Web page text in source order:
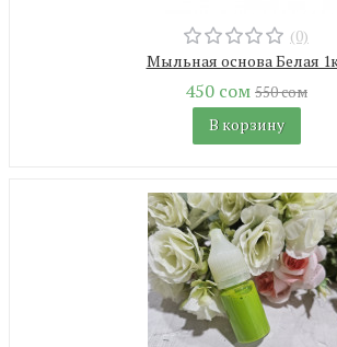
(0)
Мыльная основа Белая
450 сом 550 сом
В корзину